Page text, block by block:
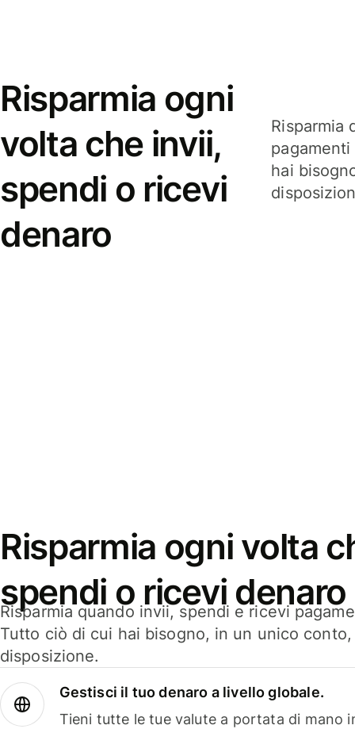
Risparmia ogni
volta che invii,
spendi o ricevi
denaro
Risparmia
hai
Risparmia ogni volta
spendi o ricevi denaro
Risparmia quando invii, spendi e ricevi
Tutto ciò di cui hai bisogno, in un unico
disposizione.
Gestisci il tuo denaro a livello globale.
Tieni tutte le tue valute a portata di mano